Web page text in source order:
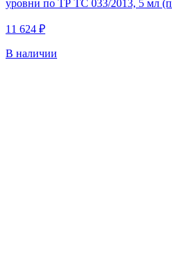
уровни по ТР ТС 033/2013, 5 мл
11 624 ₽
В наличии